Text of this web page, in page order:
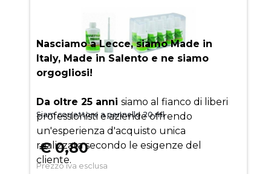
Siam correttore a pennello 20 ml
€ 0,80
Prezzo iva esclusa
SUCCESSO
Nasciamo a Lecce, siamo Made in
Italy, Made in Salento e ne siamo
orgogliosi!
Da oltre 25 anni siamo al fianco di liberi
professionisti e aziende offrendo
un'esperienza d'acquisto unica
realizzata secondo le esigenze del
cliente.